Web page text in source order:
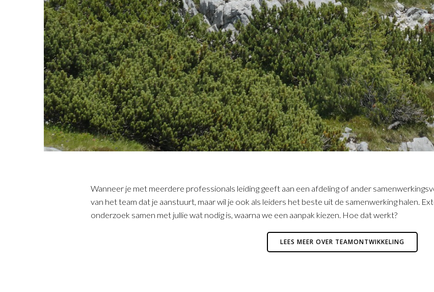
Wanneer je met meerdere professionals leiding geeft aan een afdeling of ander
van het team dat je aanstuurt, maar wil je ook als leiders het beste uit de samenwerking halen.
onderzoek samen met jullie wat nodig is, waarna we een aanpak kiezen. Hoe dat werkt?
LEES MEER OVER TEAMONTWIKKELING